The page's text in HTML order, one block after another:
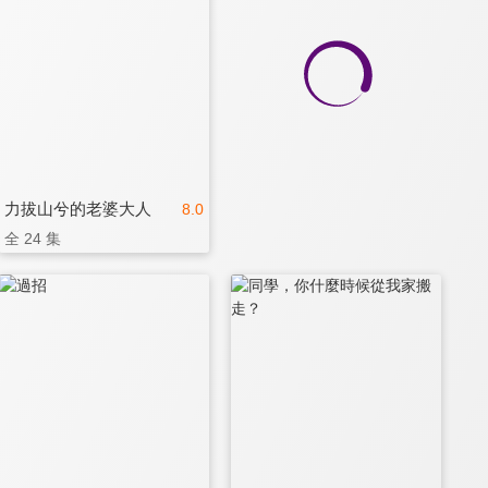
8.0
力拔山兮的老婆大人
全 24 集